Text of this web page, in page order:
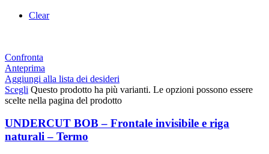
Clear
Confronta
Anteprima
Aggiungi alla lista dei desideri
Scegli Questo prodotto ha più varianti. Le opzioni possono essere
scelte nella pagina del prodotto
UNDERCUT BOB – Frontale invisibile e riga
naturali – Termo